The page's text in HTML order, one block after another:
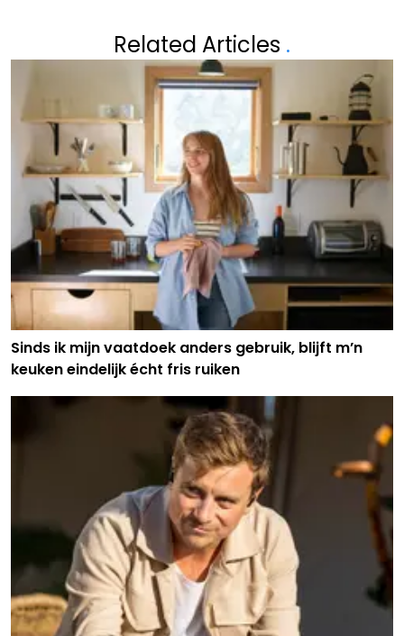
Related Articles .
Sinds ik mijn vaatdoek anders gebruik, blijft m’n
keuken eindelijk écht fris ruiken